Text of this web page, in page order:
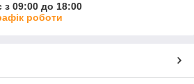
з 09:00 до 18:00
роботи